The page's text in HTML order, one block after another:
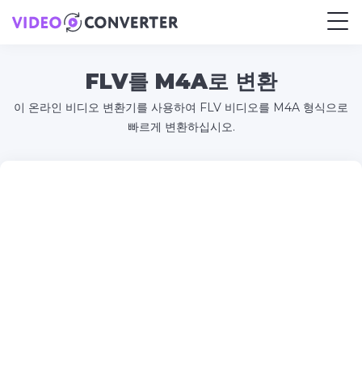
FLV를 M4A로 변환
이 온라인 비디오 변환기를 사용하여 FLV 비디오를 M4A 형식으로
빠르게 변환하십시오.